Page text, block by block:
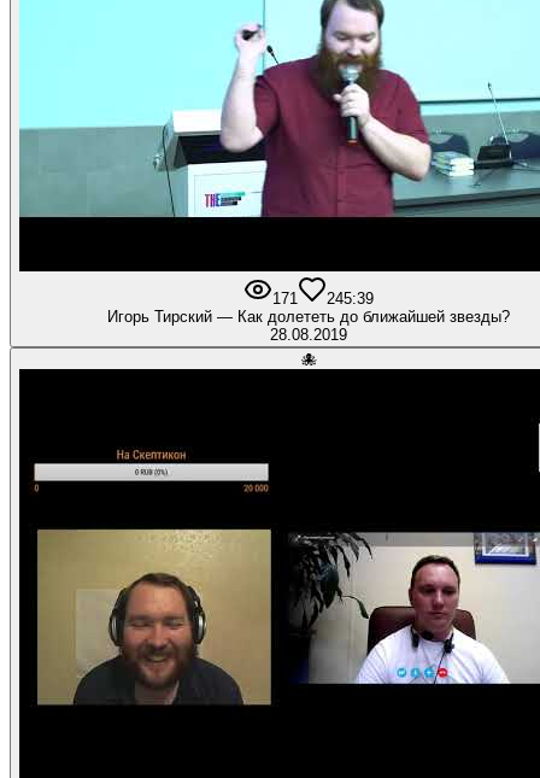
171 245:39
Игорь Тирский — Как долететь до ближайшей звезды?
28.08.2019
🐙